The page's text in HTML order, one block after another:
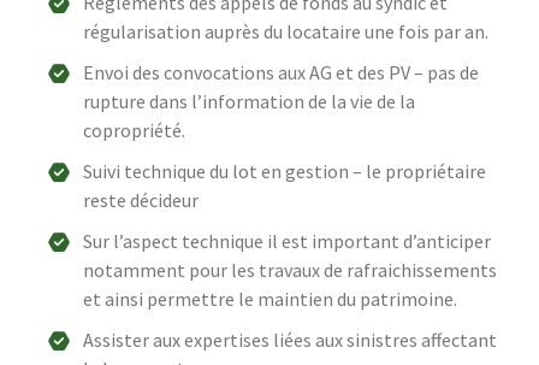
régularisation auprès du locataire une fois par an.
Envoi des convocations aux AG et des PV – pas de
rupture dans l’information de la vie de la
copropriété.
Suivi technique du lot en gestion – le propriétaire
reste décideur
Sur l’aspect technique il est important d’anticiper
notamment pour les travaux de rafraichissements
et ainsi permettre le maintien du patrimoine.
Assister aux expertises liées aux sinistres affectant